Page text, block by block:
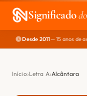
Significado
EXPLORAR
NOME PERFEITO
Desde 2011— 15 anos de
Início Letra A Alcântara